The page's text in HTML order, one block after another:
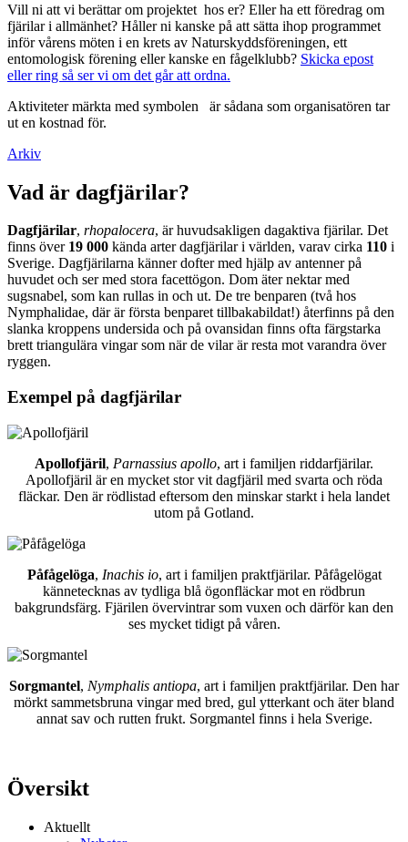
Vill ni att vi berättar om projektet hos er? Eller ha ett föredrag om
fjärilar i allmänhet? Håller ni kanske på att sätta ihop programmet
inför vårens möten i en krets av Naturskyddsföreningen, ett
entomologisk förening eller kanske en fågelklubb? Skicka epost
eller ring så ser vi om det går att ordna.
Aktiviteter märkta med symbolen
är sådana som organisatören tar
ut en kostnad för.
Arkiv
Vad är dagfjärilar?
Dagfjärilar, rhopalocera, är huvudsakligen dagaktiva fjärilar. Det
finns över 19 000 kända arter dagfjärilar i världen, varav cirka 110 i
Sverige. Dagfjärilarna känner dofter med hjälp av antenner på
huvudet och ser med stora facettögon. Dom äter nektar med
sugsnabel, som kan rullas in och ut. De tre benparen (två hos
Nymphalidae, där är första benparet tillbakabildat!) återfinns på den
slanka kroppens undersida och på ovansidan finns ofta färgstarka
brett triangulära vingar som när de vilar är resta mot varandra över
ryggen.
Exempel på dagfjärilar
Apollofjäril, Parnassius apollo, art i familjen riddarfjärilar.
Apollofjäril är en mycket stor vit dagfjäril med svarta och röda
fläckar. Den är rödlistad eftersom den minskar starkt i hela landet
utom på Gotland.
Påfågelöga, Inachis io, art i familjen praktfjärilar. Påfågelögat
kännetecknas av tydliga blå ögonfläckar mot en rödbrun
bakgrundsfärg. Fjärilen övervintrar som vuxen och därför kan den
ses mycket tidigt på våren.
Sorgmantel, Nymphalis antiopa, art i familjen praktfjärilar. Den har
mörkt sammetsbruna vingar med bred, gul ytterkant och äter bland
annat sav och rutten frukt. Sorgmantel finns i hela Sverige.
Översikt
Aktuellt